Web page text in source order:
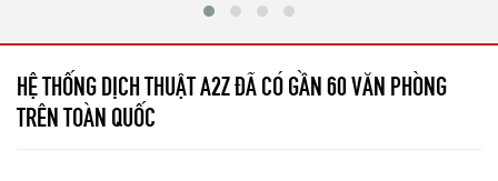
HỆ THỐNG DỊCH THUẬT A2Z ĐÃ CÓ GẦN 60 VĂN PHÒNG
TRÊN TOÀN QUỐC